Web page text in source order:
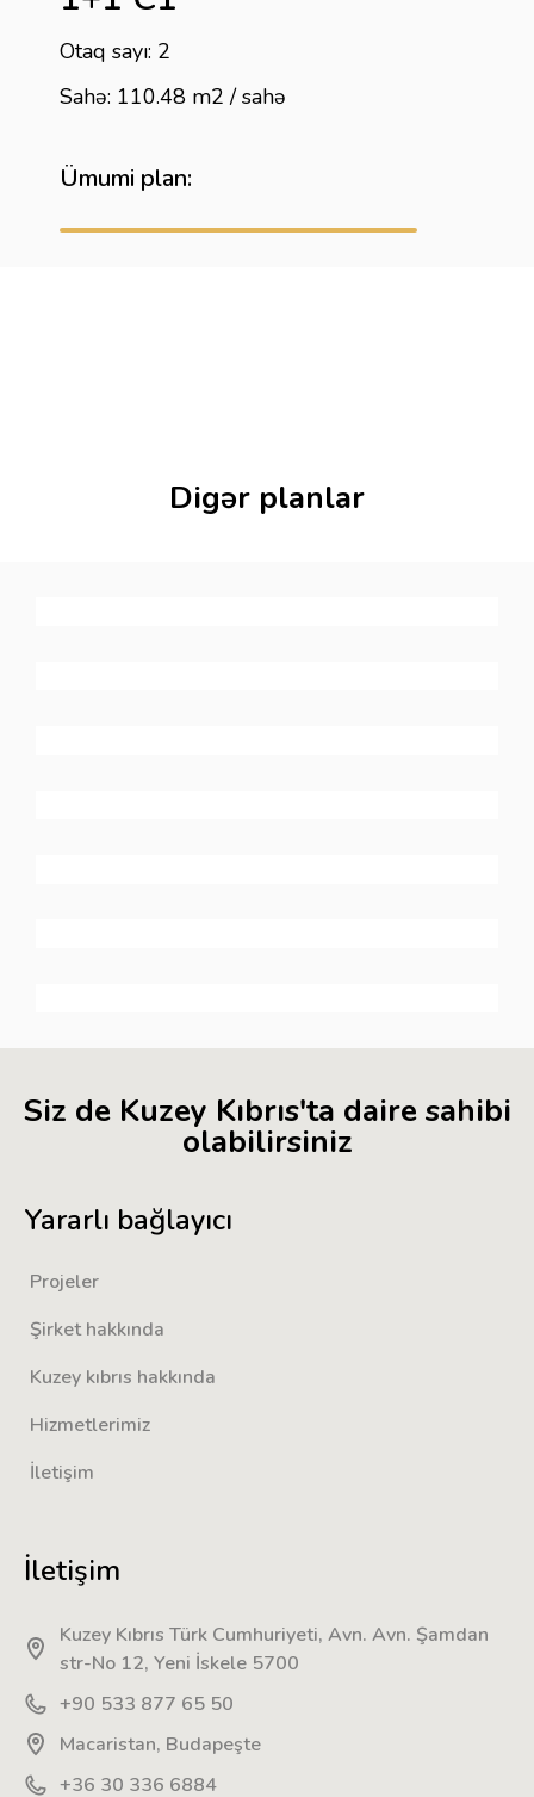
Otaq sayı: 2
Sahə: 110.48 m2 / sahə
Ümumi plan:
Digər planlar
Siz de Kuzey Kıbrıs'ta daire sahibi
olabilirsiniz
Yararlı bağlayıcı
Projeler
Şirket hakkında
Kuzey kıbrıs hakkında
Hizmetlerimiz
İletişim
İletişim
Kuzey Kıbrıs Türk Cumhuriyeti, Avn. Avn. Şamdan
str-No 12, Yeni İskele 5700
+90 533 877 65 50
Macaristan, Budapeşte
+36 30 336 6884